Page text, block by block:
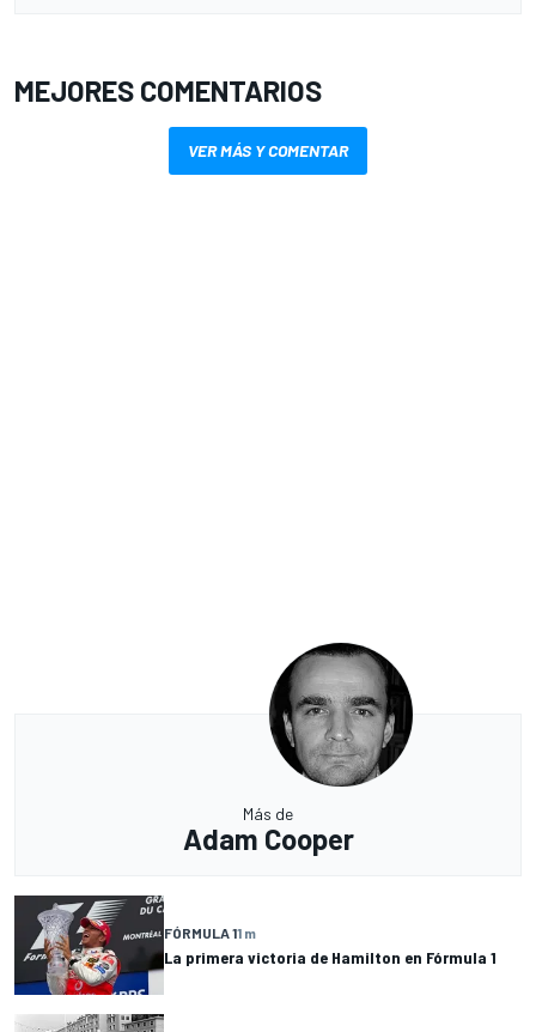
MEJORES COMENTARIOS
VER MÁS Y COMENTAR
Más de
Adam Cooper
FÓRMULA 11 m
La primera victoria de Hamilton en Fórmula 1